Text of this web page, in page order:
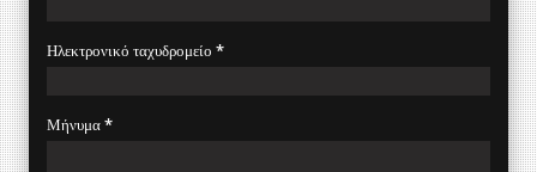
Ηλεκτρονικό ταχυδρομείο *
Μήνυμα*